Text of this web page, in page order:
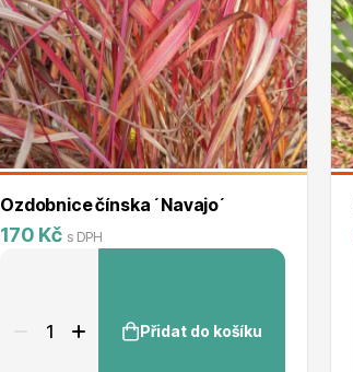
Ozdobnice čínska ´Navajo´
170 Kč s DPH
Přidat do košíku